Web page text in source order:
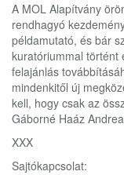
A MOL Alapítvány
rendhagyó
példamutató, és bár
kuratóriummal történt
felajánlás
mindenkitől új
kell, hogy csak az
Gáborné Haáz
XXX
Sajtókapcsolat: